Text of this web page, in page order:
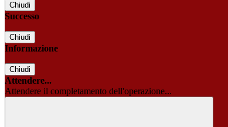
Chiudi
Successo
Chiudi
Informazione
Chiudi
Attendere...
Attendere il completamento dell'operazione...